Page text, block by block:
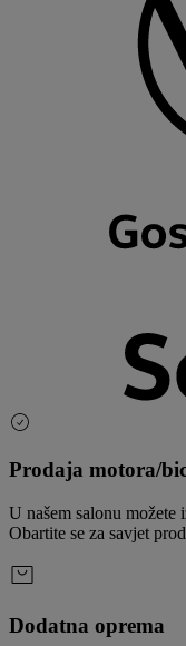
Prodaja motora/
U našem salonu
Obartite se za savjet
Dodatna oprema